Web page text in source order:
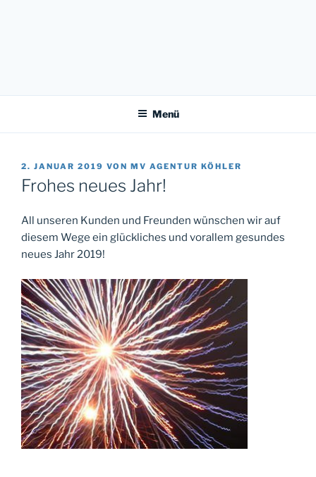
Menü
2. JANUAR 2019 VON MV AGENTUR KÖHLER
Frohes neues Jahr!
All unseren Kunden und Freunden wünschen wir auf
diesem Wege ein glückliches und vorallem gesundes
neues Jahr 2019!